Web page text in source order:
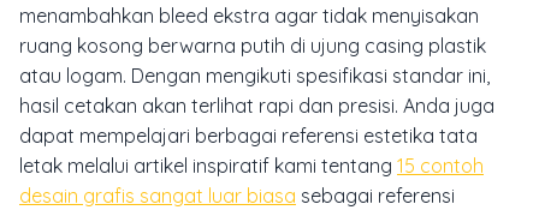
menambahkan bleed ekstra agar tidak menyisakan
ruang kosong berwarna putih di ujung casing plastik
atau logam. Dengan mengikuti spesifikasi standar ini,
hasil cetakan akan terlihat rapi dan presisi. Anda juga
dapat mempelajari berbagai referensi estetika tata
letak melalui artikel inspiratif kami tentang 15 contoh
desain grafis sangat luar biasa sebagai referensi